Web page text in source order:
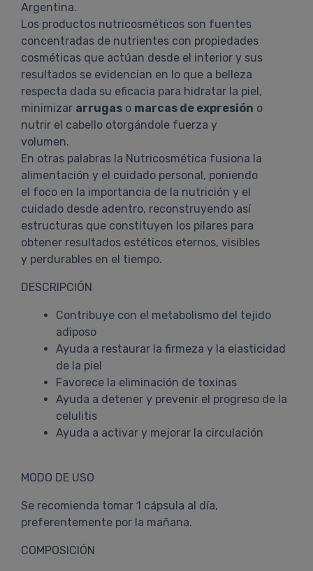
Argentina.
Los productos nutricosméticos son fuentes
concentradas de nutrientes con propiedades
cosméticas que actúan desde el interior y sus
resultados se evidencian en lo que a belleza
respecta dada su eficacia para hidratar la piel,
minimizar arrugas o marcas de expresión o
nutrir el cabello otorgándole fuerza y
volumen.
En otras palabras la Nutricosmética fusiona la
alimentación y el cuidado personal, poniendo
el foco en la importancia de la nutrición y el
cuidado desde adentro, reconstruyendo así
estructuras que constituyen los pilares para
obtener resultados estéticos eternos, visibles
y perdurables en el tiempo.
DESCRIPCIÓN
Contribuye con el metabolismo del tejido
adiposo
Ayuda a restaurar la firmeza y la elasticidad
de la piel
Favorece la eliminación de toxinas
Ayuda a detener y prevenir el progreso de la
celulitis
Ayuda a activar y mejorar la circulación
MODO DE USO
Se recomienda tomar 1 cápsula al día,
preferentemente por la mañana.
COMPOSICIÓN